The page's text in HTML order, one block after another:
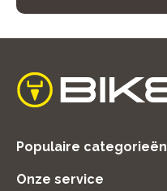
home
Populaire categorieën
Onze service